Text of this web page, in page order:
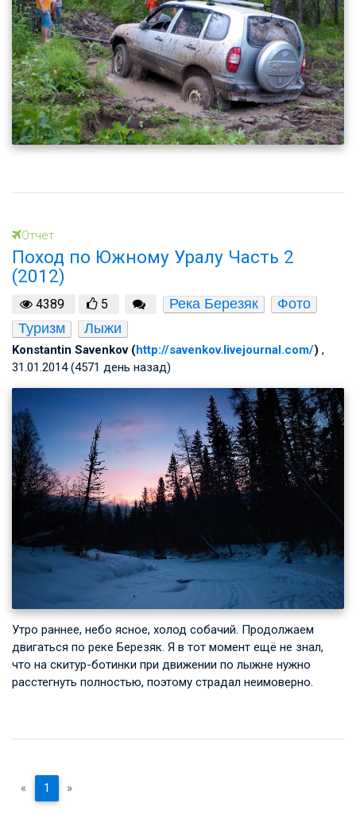
Отчет
Поход по Южному Уралу Часть 2
(2012)
4389 5 Река Березяк
Фото
Туризм
Лыжи
Konstantin Savenkov (http://savenkov.livejournal.com/) ,
31.01.2014 (4571 день назад)
Утро раннее, небо ясное, холод собачий. Продолжаем
двигаться по реке Березяк. Я в тот момент ещё не знал,
что на скитур-ботинки при движении по лыжне нужно
расстегнуть полностью, поэтому страдал неимоверно.
« 1 »